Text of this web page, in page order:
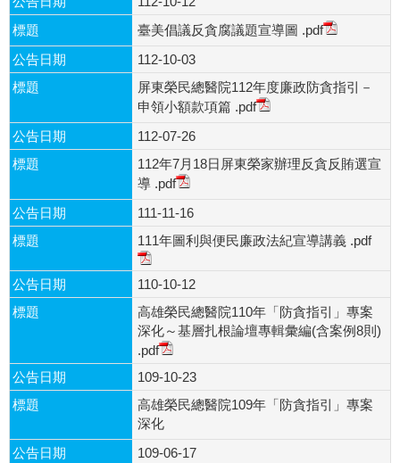
標題
臺美倡議反貪腐議題宣導圖 .pdf
公告日期
112-10-03
標題
屏東榮民總醫院112年度廉政防貪指引－
申領小額款項篇 .pdf
公告日期
112-07-26
標題
112年7月18日屏東榮家辦理反貪反賄選宣
導 .pdf
公告日期
111-11-16
標題
111年圖利與便民廉政法紀宣導講義 .pdf
公告日期
110-10-12
標題
高雄榮民總醫院110年「防貪指引」專案
深化～基層扎根論壇專輯彙編(含案例8則)
.pdf
公告日期
109-10-23
標題
高雄榮民總醫院109年「防貪指引」專案
深化
公告日期
109-06-17